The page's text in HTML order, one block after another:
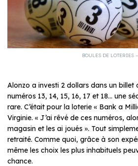
BOULES DE LOTERIES –
Alonzo a investi 2 dollars dans un billet
numéros 13, 14, 15, 16, 17 et 18… une
rare. C’était pour la loterie « Bank a
Virginie. « J’ai rêvé de ces numéros,
magasin et les ai joués ». Tout
retraité. Comme quoi, grâce à son
même les choix les plus inhabituels
chance.